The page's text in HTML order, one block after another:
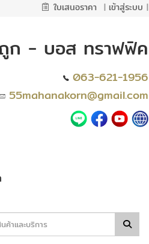
ใบเสนอราคา | เข้าสู่ระบบ |
ถูก - บอส ทราฟฟิค
063-621-1956
55mahanakorn@gmail.com